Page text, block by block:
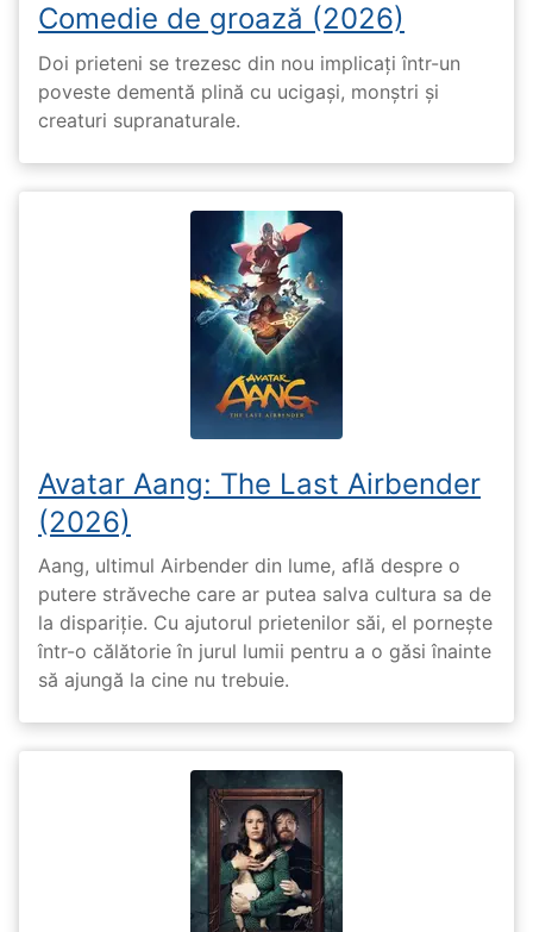
Comedie de groază (2026)
Doi prieteni se trezesc din nou implicați într-un
poveste dementă plină cu ucigași, monștri și
creaturi supranaturale.
Avatar Aang: The Last Airbender
(2026)
Aang, ultimul Airbender din lume, află despre o
putere străveche care ar putea salva cultura sa de
la dispariție. Cu ajutorul prietenilor săi, el pornește
într-o călătorie în jurul lumii pentru a o găsi înainte
să ajungă la cine nu trebuie.